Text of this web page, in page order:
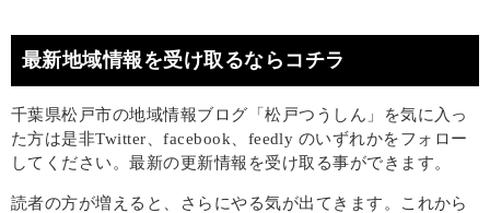
最新地域情報を受け取るならコチラ
千葉県松戸市の地域情報ブログ「松戸つうしん」を気に入っ
た方は是非Twitter、facebook、feedly のいずれかをフォロー
してください。最新の更新情報を受け取る事ができます。
読者の方が増えると、さらにやる気が出てきます。これから